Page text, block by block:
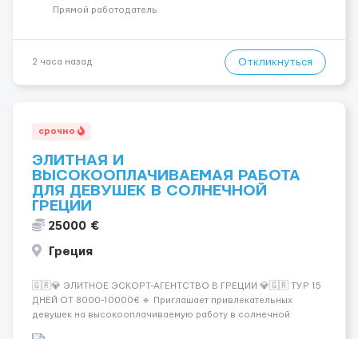
эротическом массаже (н...
Прямой работодатель
2 часа назад Откликнуться
срочно
ЭЛИТНАЯ И
ВЫСОКООПЛАЧИВАЕМАЯ РАБОТА
ДЛЯ ДЕВУШЕК В СОЛНЕЧНОЙ
ГРЕЦИИ
25000 €
Греция
🇬🇷💎 ЭЛИТНОЕ ЭСКОРТ-АГЕНТСТВО В ГРЕЦИИ 💎🇬🇷 ТУР 15
ДНЕЙ ОТ 8000-10000€ 🔹 Приглашает привлекательных
девушек на высокооплачиваемую работу в солнечной